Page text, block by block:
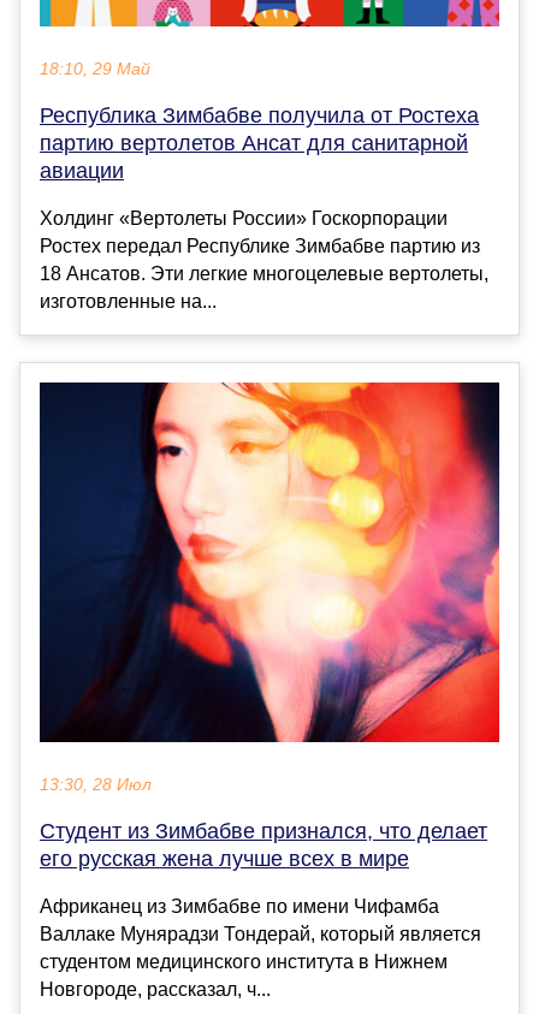
18:10, 29 Май
Республика Зимбабве получила от Ростеха
партию вертолетов Ансат для санитарной
авиации
Холдинг «Вертолеты России» Госкорпорации
Ростех передал Республике Зимбабве партию из
18 Ансатов. Эти легкие многоцелевые вертолеты,
изготовленные на...
13:30, 28 Июл
Студент из Зимбабве признался, что делает
его русская жена лучше всех в мире
Африканец из Зимбабве по имени Чифамба
Валлаке Мунярадзи Тондерай, который является
студентом медицинского института в Нижнем
Новгороде, рассказал, ч...